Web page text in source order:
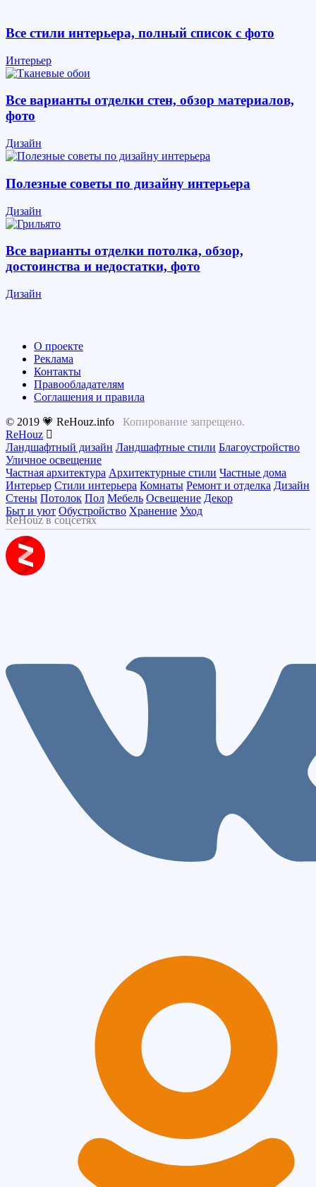
Все стили интерьера, полный список с фото
Интерьер
Все варианты отделки стен, обзор материалов,
фото
Дизайн
Полезные советы по дизайну интерьера
Дизайн
Все варианты отделки потолка, обзор,
достоинства и недостатки, фото
Дизайн
О проекте
Реклама
Контакты
Правообладателям
Соглашения и правила
© 2019 💗 ReHouz.info Копирование запрещено.
ReHouz
Ландшафтный дизайн Ландшафтные стили Благоустройство
Уличное освещение
Частная архитектура Архитектурные стили Частные дома
Интерьер Стили интерьера Комнаты Ремонт и отделка Дизайн
Стены Потолок Пол Мебель Освещение Декор
Быт и уют Обустройство Хранение Уход
ReHouz в соцсетях